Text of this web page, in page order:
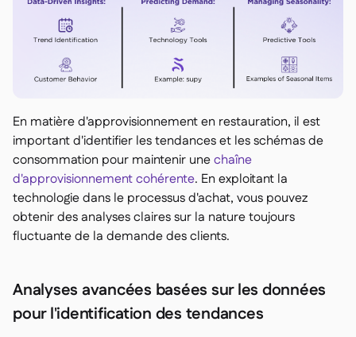
En matière d'approvisionnement en restauration, il est
important d'identifier les tendances et les schémas de
consommation pour maintenir unechaîne
d'approvisionnement cohérente. En exploitant la
technologie dans le processus d'achat, vous pouvez
obtenir des analyses claires sur la nature toujours
fluctuante de la demande des clients.
Analyses avancées basées sur les données
pour l'identification des tendances